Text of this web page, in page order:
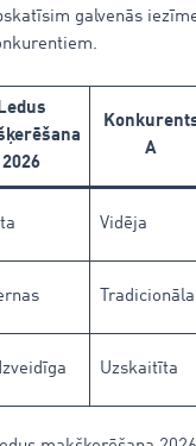
galvenās
Ledus
2026
A
Vidēja
Uzskaitīta